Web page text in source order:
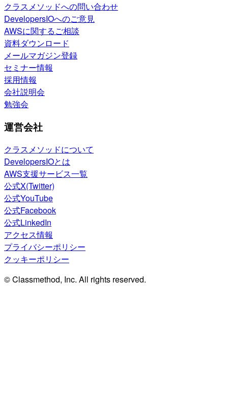
クラスメソッドへの問い合わせ
DevelopersIOへのご意見
AWSに関するご相談
資料ダウンロード
メールマガジン登録
セミナー情報
採用情報
会社説明会
勉強会
運営会社
クラスメソッドについて
DevelopersIOとは
AWS支援サービス一覧
公式X(Twitter)
公式YouTube
公式Facebook
公式LinkedIn
アクセス情報
プライバシーポリシー
クッキーポリシー
© Classmethod, Inc. All rights reserved.